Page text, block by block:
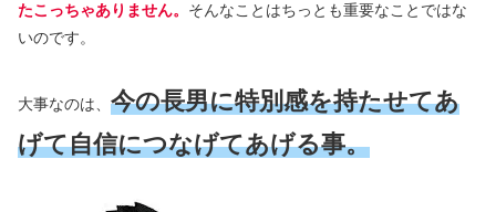
たこっちゃありません。 そんなことはちっとも重要なことではな
いのです。
大事なのは、 今の長男に特別感を持たせてあ
げて自信につなげてあげる事。